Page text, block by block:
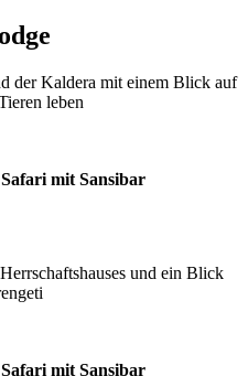
der Kaldera mit einem Blick auf
leben
mit Sansibar
und ein Blick
mit Sansibar